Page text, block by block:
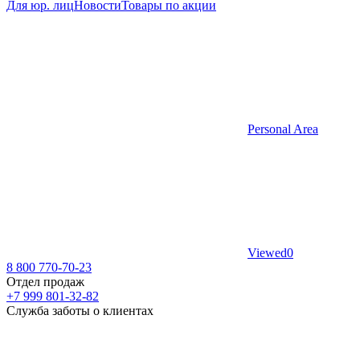
Для юр. лицНовостиТовары по акции
Personal Area
Viewed0
8 800 770-70-23
Отдел продаж
+7 999 801-32-82
Служба заботы о клиентах